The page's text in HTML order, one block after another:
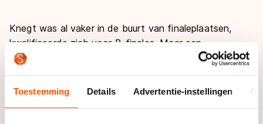
Toestemming Details Advertentie-instellingen
Knegt was al vaker in de buurt van finaleplaatsen,
kwalificeerde zich voor B-finales. Maar een
finaleplaats bereikte de 20-jarige schaatser nog nooit.
In Shanghai lukte dat wel, door een sterke halve finale.
De race was een typerende voor Knegt.